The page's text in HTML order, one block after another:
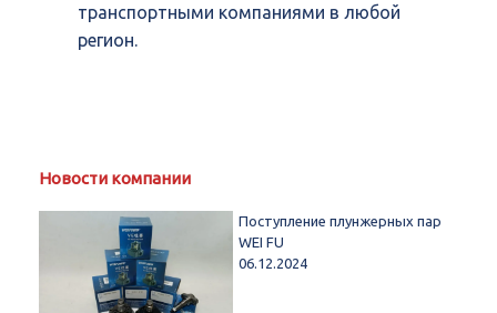
транспортными компаниями в любой
регион.
Новости компании
Поступление плунжерных пар
WEI FU
06.12.2024